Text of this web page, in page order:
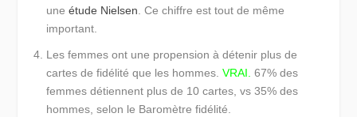
uneétude Nielsen. Ce chiffre est tout de même
important.
Les femmes ont une propension à détenir plus de
cartes de fidélité que les hommes. VRAI. 67% des
femmes détiennent plus de 10 cartes, vs 35% des
hommes, selon le Baromètre fidélité.